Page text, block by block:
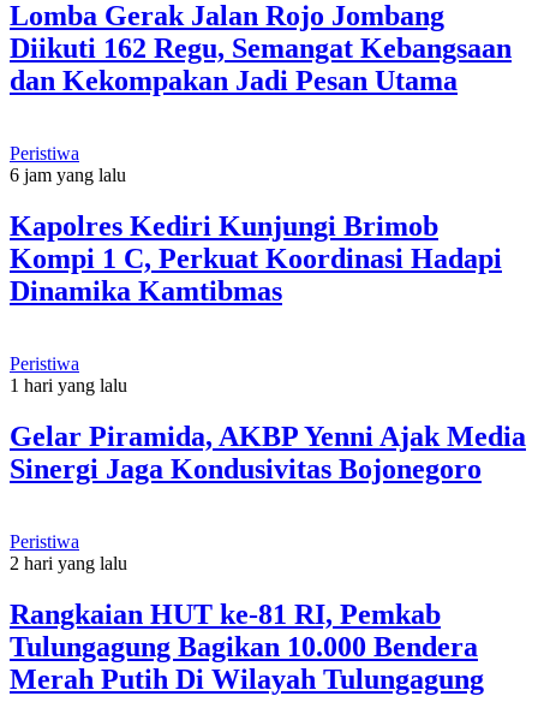
Lomba Gerak Jalan Rojo Jombang
Diikuti 162 Regu, Semangat Kebangsaan
dan Kekompakan Jadi Pesan Utama
Peristiwa
6 jam yang lalu
Kapolres Kediri Kunjungi Brimob
Kompi 1 C, Perkuat Koordinasi Hadapi
Dinamika Kamtibmas
Peristiwa
1 hari yang lalu
Gelar Piramida, AKBP Yenni Ajak Media
Sinergi Jaga Kondusivitas Bojonegoro
Peristiwa
2 hari yang lalu
Rangkaian HUT ke-81 RI, Pemkab
Tulungagung Bagikan 10.000 Bendera
Merah Putih Di Wilayah Tulungagung